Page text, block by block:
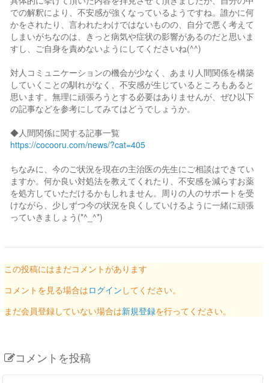
での解釈により、不安感が強くなっているようですね。誰かに何
かをされたり、言われたわけではないものの、自分で悪く考えて
しまいがちなのは、きっと病気や症状の影響があるのだと思いま
すし、ご自身を責めないようにしてくださいね(^^)
対人コミュニケーションの機会が少なく、あまり人間関係を構築
していくことの馴れがなく、不安感が生じているところもあると
思います。無理に頑張ろうとする必要はありませんが、ぜひ以下
の記事などを参考にしてみてはどうでしょうか。
◆人間関係に関する記事一覧
https://cocooru.com/news/?cat=405
ちなみに、今のご状況を現在の主治医の先生にご相談はできてい
ますか。何か良い対処法を教えてくれたり、不安感を減らすお薬
を処方していただけるかもしれません。周りの人のサポートを受
けながら、少しずつ今の状況を良くしていけるように一緒に頑張
っていきましょう(*^_^*)
この投稿にはまだコメントがあります
コメントを見る場合はログイン してください。
まだ会員登録していない場合は新規登録を行ってください。
コメントを投稿